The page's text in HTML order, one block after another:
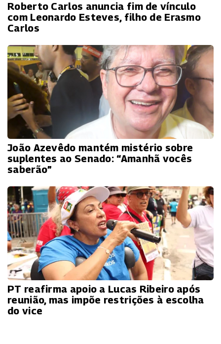
Roberto Carlos anuncia fim de vínculo
com Leonardo Esteves, filho de Erasmo
Carlos
João Azevêdo mantém mistério sobre
suplentes ao Senado: “Amanhã vocês
saberão”
PT reafirma apoio a Lucas Ribeiro após
reunião, mas impõe restrições à escolha
do vice